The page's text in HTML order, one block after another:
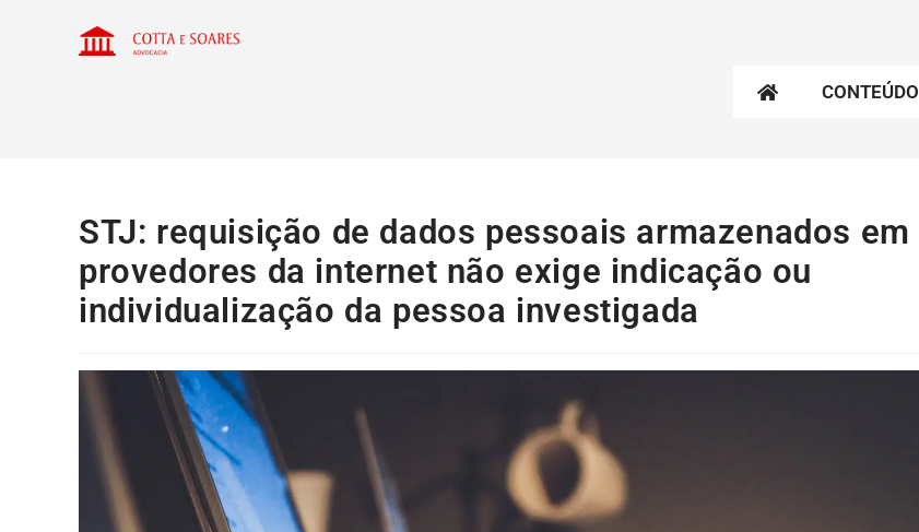
CONTEÚDO
STJ: requisição de dados pessoais armazenados em
provedores da internet não exige indicação ou
individualização da pessoa investigada